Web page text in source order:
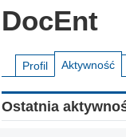
DocEnt
Profil Aktywność
Ostatnia